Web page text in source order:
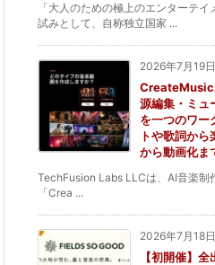
「大人のための極上のエンターテ
試みとして、自称独立国家 ...
2026年7月19日
源編集・ミュ
を一つのワー
トや歌詞か
から動画化ま
TechFusion Labs LLCは、AI音楽制
「Crea ...
2026年7月18日
【初開催】